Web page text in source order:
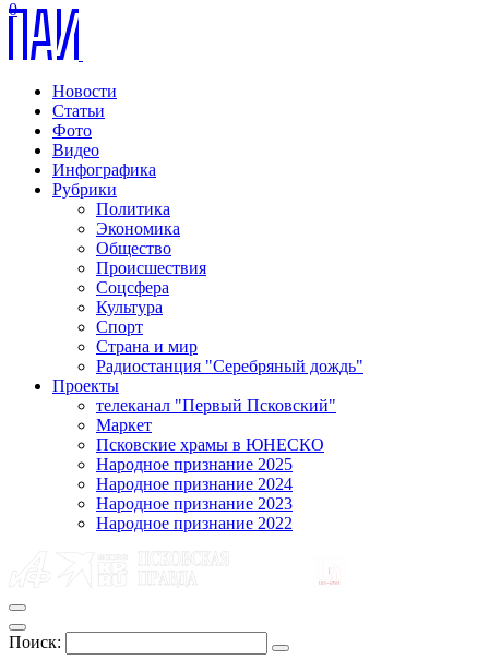
Новости
Статьи
Фото
Видео
Инфографика
Рубрики
Политика
Экономика
Общество
Происшествия
Соцсфера
Культура
Спорт
Страна и мир
Радиостанция "Серебряный дождь"
Проекты
телеканал "Первый Псковский"
Маркет
Псковские храмы в ЮНЕСКО
Народное признание 2025
Народное признание 2024
Народное признание 2023
Народное признание 2022
Поиск:
0